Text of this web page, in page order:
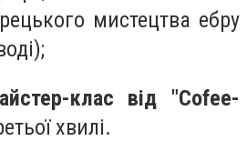
мистецтва ебру
клас від "Cofee-
хвилі.